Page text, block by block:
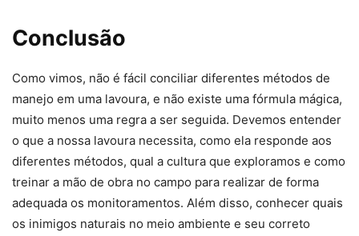
Conclusão
Como vimos, não é fácil conciliar diferentes métodos de
manejo em uma lavoura, e não existe uma fórmula mágica,
muito menos uma regra a ser seguida. Devemos entender
o que a nossa lavoura necessita, como ela responde aos
diferentes métodos, qual a cultura que exploramos e como
treinar a mão de obra no campo para realizar de forma
adequada os monitoramentos. Além disso, conhecer quais
os inimigos naturais no meio ambiente e seu correto